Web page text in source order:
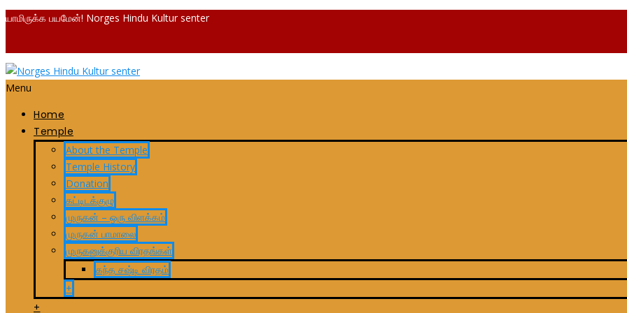
யாமிருக்க பயமேன்! Norges Hindu Kultur senter
Menu
Home
Temple
About the Temple
Temple History
Donation
கட்டிடக்குழு
முருகன் – ஒரு விளக்கம்
முருகன் பாமாலை
முருகனுக்குரிய விரதங்கள்
கந்த சஷ்டி விரதம்
+
+